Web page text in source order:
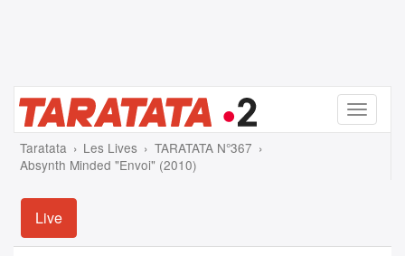
Menu
Taratata Les Lives
TARATATA N°367
Absynth Minded "Envoi" (2010)
Live